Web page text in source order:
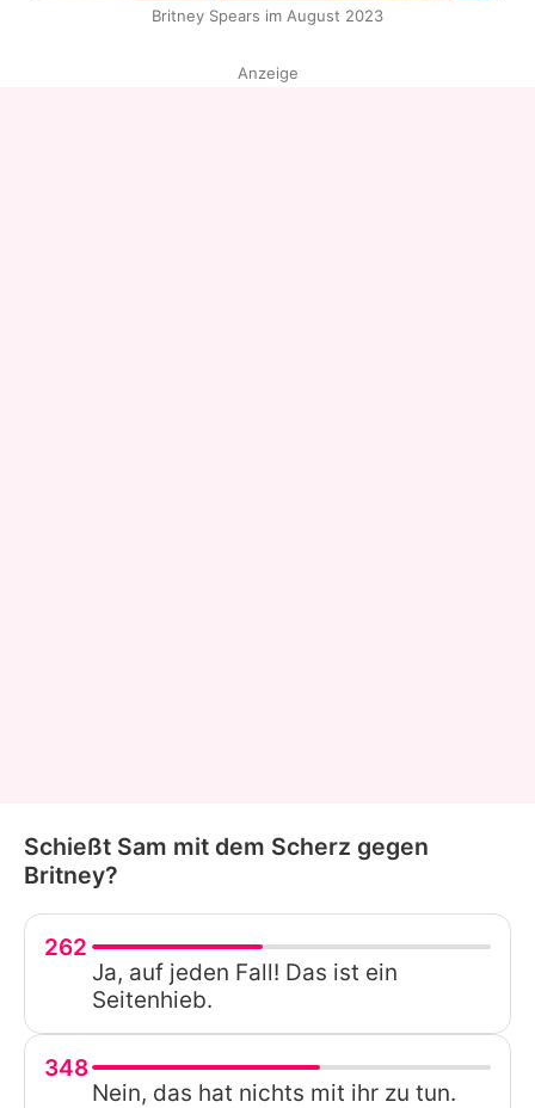
Britney Spears im August 2023
Anzeige
Schießt Sam mit dem Scherz gegen
Britney?
262
Ja, auf jeden Fall! Das ist ein
Seitenhieb.
348
Nein, das hat nichts mit ihr zu tun.